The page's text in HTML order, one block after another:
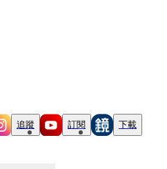
追蹤 訂閱 下載